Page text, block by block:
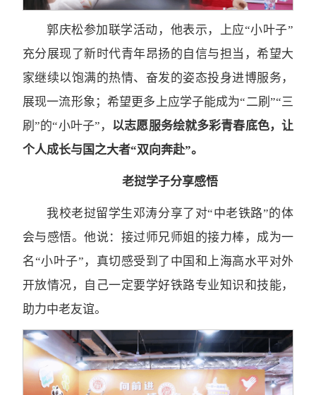
郭庆松参加联学活动，他表示，上应“小叶子”
充分展现了新时代青年昂扬的自信与担当，希望大
家继续以饱满的热情、奋发的姿态投身进博服务，
展现一流形象；希望更多上应学子能成为“二刷”“三
刷”的“小叶子”， 以志愿服务绘就多彩青春底色，让
个人成长与国之大者“双向奔赴”。
老挝学子分享感悟
我校老挝留学生邓涛分享了对“中老铁路”的体
会与感悟。他说：接过师兄师姐的接力棒，成为一
名“小叶子”，真切感受到了中国和上海高水平对外
开放情况，自己一定要学好铁路专业知识和技能，
助力中老友谊。